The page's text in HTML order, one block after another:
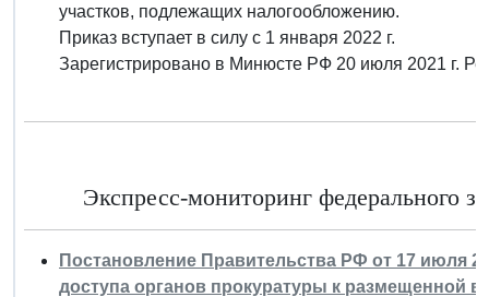
участков, подлежащих налогообложению.
Приказ вступает в силу с 1 января 2022 г.
Зарегистрировано в Минюсте РФ 20 июля 2021 г.
Экспресс-мониторинг федерального
Постановление Правительства РФ от 17 июля
доступа органов прокуратуры к размещенной